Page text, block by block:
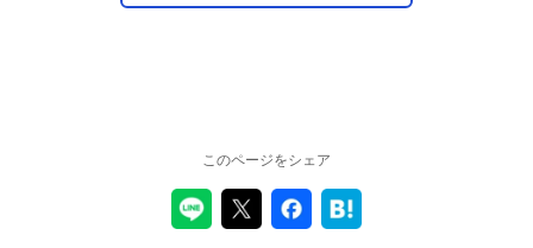
このページをシェア